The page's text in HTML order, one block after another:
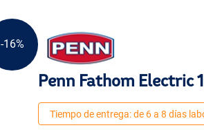
-16%
Penn Fathom Electric
Tiempo de entrega: de 6 a 8 días